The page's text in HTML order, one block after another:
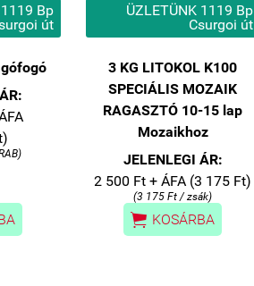
Bp
út
ÜZLETÜNK 1119 Bp
Csurgoi út
3 KG LITOKOL K100
SPECIÁLIS MOZAIK
RAGASZTÓ 10-15 lap
Mozaikhoz
JELENLEGI ÁR:
2 500 Ft + ÁFA (3 175 Ft)
(3 175 Ft / zsák)
 KOSÁRBA